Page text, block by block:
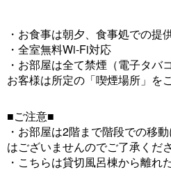
・お食事は朝夕、食事処での提
・全室無料Wi-Fi対応
・お部屋は全て禁煙（電子タバ
お客様は所定の「喫煙場所」を
■ご注意■
・お部屋は2階まで階段での移
はございませんのでご了承くださ
・こちらは貸切風呂棟から離れ